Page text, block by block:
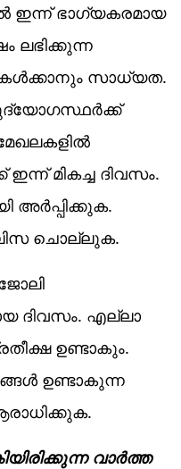
ഇന്ന് ഭാഗ്യകരമായ
ലഭിക്കുന്ന
സാധ്യത.
മികച്ച ദിവസം.
അർപ്പിക്കുക.
ചൊല്ലുക.
ദിവസം. എല്ലാ
ഉണ്ടാകും.
ഉണ്ടാകുന്ന
വാർത്ത